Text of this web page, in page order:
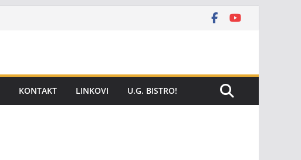
KONTAKT LINKOVI U.G. BISTRO!